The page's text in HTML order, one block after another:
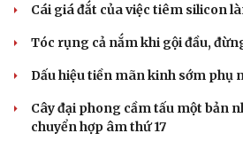
Cái giá đắt của việc tiêm silicon
Tóc rụng cả nắm khi gội đầu,
Dấu hiệu tiền mãn kinh sớm phụ
Cây đại phong cầm tấu một bản
chuyển hợp âm thứ 17